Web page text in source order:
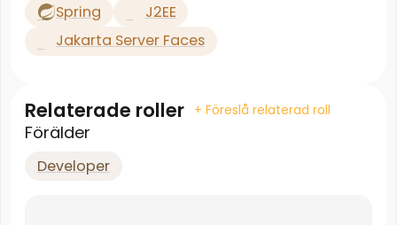
Spring
J2EE
Jakarta Server Faces
Relaterade roller + Föreslå relaterad roll
Förälder
Developer